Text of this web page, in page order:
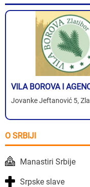
VILA BOROVA I
Jovanke Jeftanović 5,
O SRBIJI
Manastiri Srbije
Srpske slave